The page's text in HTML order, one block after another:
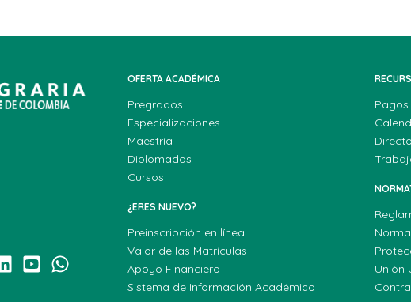
OFERTA ACADÉMICA
Pregrados
Especializaciones
Maestría
Diplomados
Cursos
¿ERES NUEVO?
Preinscripción en línea
Valor de las Matrículas
Apoyo Financiero
Sistema de Información Académico
Pagos
Unión